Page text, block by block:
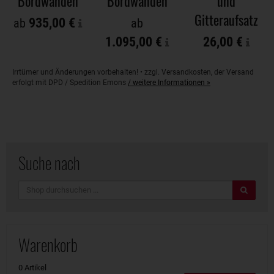
ab 935,00 € ab
1.095,00 €
Gitteraufsatz
26,00 €
Irrtümer und Änderungen vorbehalten! • zzgl. Versandkosten, der Versand
erfolgt mit DPD / Spedition Emons / weitere Informationen »
Suche nach
Warenkorb
0 Artikel